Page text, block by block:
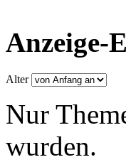
Anzeige-
Alter
Nur
wurden.